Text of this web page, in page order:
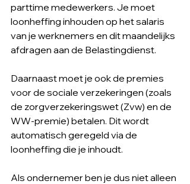
parttime medewerkers. Je moet
loonheffing inhouden op het salaris
van je werknemers en dit maandelijks
afdragen aan de Belastingdienst.
Daarnaast moet je ook de premies
voor de sociale verzekeringen (zoals
de zorgverzekeringswet (Zvw) en de
WW-premie) betalen. Dit wordt
automatisch geregeld via de
loonheffing die je inhoudt.
Als ondernemer ben je dus niet alleen